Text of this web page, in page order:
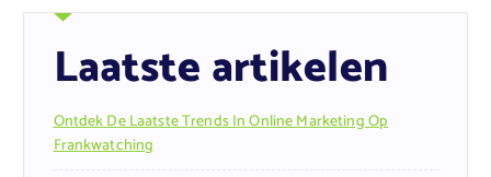
Laatste artikelen
Ontdek De Laatste Trends In Online Marketing Op
Frankwatching